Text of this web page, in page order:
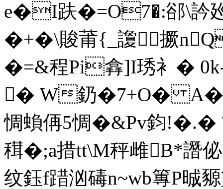
e�I趺�=O7�:郤\
�+�\賐莆{_讂撅
�=&程Pi搻]I琇衤�
� W釢�7+O�
惆蝜侢5惆�&Pv鈞
穁�;a措tt\M秤雌B*譖
纹鈺f踖汹碡n~wb篿P晠